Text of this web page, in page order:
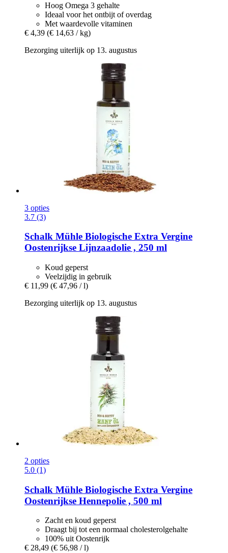
Hoog Omega 3 gehalte
Ideaal voor het ontbijt of overdag
Met waardevolle vitaminen
€ 4,39 (€ 14,63 / kg)
Bezorging uiterlijk op 13. augustus
3 opties
3.7 (3)
Schalk Mühle Biologische Extra Vergine
Oostenrijkse Lijnzaadolie , 250 ml
Koud geperst
Veelzijdig in gebruik
€ 11,99 (€ 47,96 / l)
Bezorging uiterlijk op 13. augustus
2 opties
5.0 (1)
Schalk Mühle Biologische Extra Vergine
Oostenrijkse Hennepolie , 500 ml
Zacht en koud geperst
Draagt bij tot een normaal cholesterolgehalte
100% uit Oostenrijk
€ 28,49 (€ 56,98 / l)